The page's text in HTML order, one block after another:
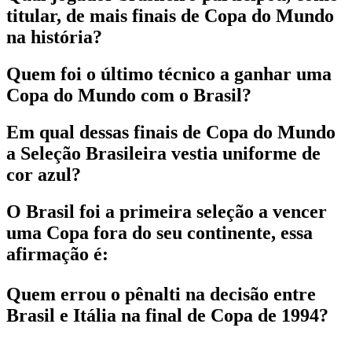
titular, de mais finais de Copa do Mundo
na história?
Quem foi o último técnico a ganhar uma
Copa do Mundo com o Brasil?
Em qual dessas finais de Copa do Mundo
a Seleção Brasileira vestia uniforme de
cor azul?
O Brasil foi a primeira seleção a vencer
uma Copa fora do seu continente, essa
afirmação é:
Quem errou o pênalti na decisão entre
Brasil e Itália na final de Copa de 1994?